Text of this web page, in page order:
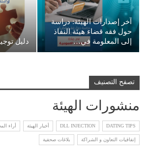
آخر إصدارات الهيئة: دراسة
حول فقه قضاء هيئة النفاذ
إلى المعلومة في…
دليل
تصفح التصنيف
منشورات الهيئة
DATING TIPS
DLL INJECTION أخبار الهيئة أراء
إتفاقيات التعاون و الشراكة بلاغات صحفية